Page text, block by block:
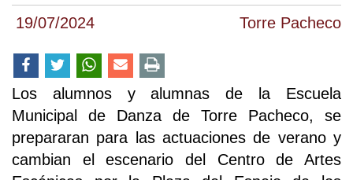
19/07/2024 Torre Pacheco
Los alumnos y alumnas de la Escuela
Municipal de Danza de Torre Pacheco, se
prepararan para las actuaciones de verano y
cambian el escenario del Centro de Artes